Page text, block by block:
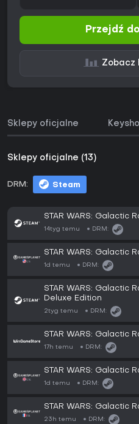
Przejdź
Zobacz
Sklepy oficjalne
Sklepy oficjalne (13)
DRM: Steam
STAR WARS: Galactic
14tyg temu DRM:
STAR WARS: Galactic
1d temu DRM:
STAR WARS: Galactic
Deluxe Edition
2tyg temu DRM:
STAR WARS: Galactic
17h temu DRM:
STAR WARS: Galactic
1d temu DRM:
STAR WARS: Galactic
23h temu DRM: